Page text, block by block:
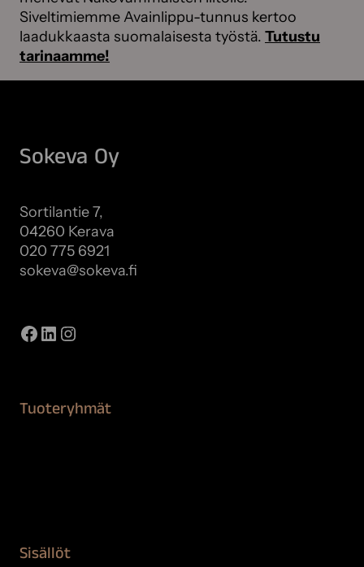
Siveltimiemme Avainlippu-tunnus kertoo
laadukkaasta suomalaisesta työstä. Tutustu
tarinaamme!
Sokeva Oy
Sortilantie 7,
04260 Kerava
020 775 6921
sokeva@sokeva.fi
Facebook
LinkedIn
Instagram
Tuoteryhmät
Sisällöt